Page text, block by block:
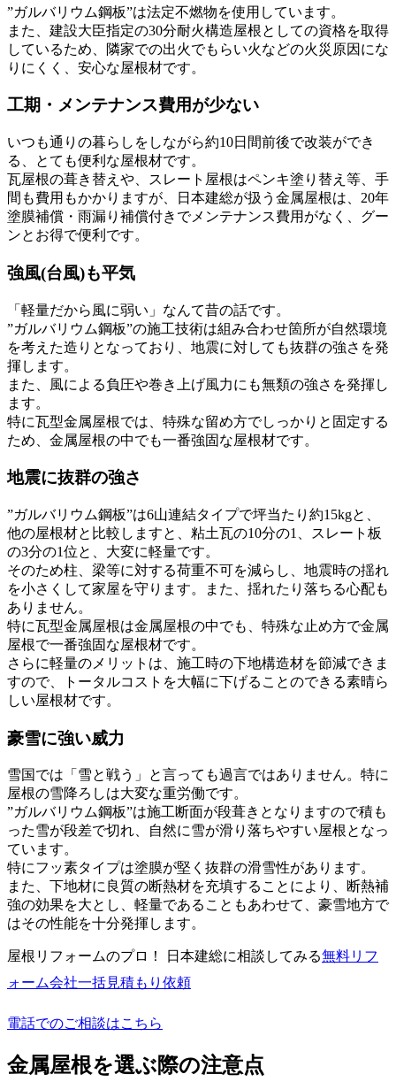
”ガルバリウム鋼板”は法定不燃物を使用しています。
また、建設大臣指定の30分耐火構造屋根としての資格を取得
しているため、隣家での出火でもらい火などの火災原因にな
りにくく、安心な屋根材です。
工期・メンテナンス費用が少ない
いつも通りの暮らしをしながら約10日間前後で改装ができ
る、とても便利な屋根材です。
瓦屋根の葺き替えや、スレート屋根はペンキ塗り替え等、手
間も費用もかかりますが、日本建総が扱う金属屋根は、20年
塗膜補償・雨漏り補償付きでメンテナンス費用がなく、グー
ンとお得で便利です。
強風(台風)も平気
「軽量だから風に弱い」なんて昔の話です。
”ガルバリウム鋼板”の施工技術は組み合わせ箇所が自然環境
を考えた造りとなっており、地震に対しても抜群の強さを発
揮します。
また、風による負圧や巻き上げ風力にも無類の強さを発揮し
ます。
特に瓦型金属屋根では、特殊な留め方でしっかりと固定する
ため、金属屋根の中でも一番強固な屋根材です。
地震に抜群の強さ
”ガルバリウム鋼板”は6山連結タイプで坪当たり約15kgと、
他の屋根材と比較しますと、粘土瓦の10分の1、スレート板
の3分の1位と、大変に軽量です。
そのため柱、梁等に対する荷重不可を減らし、地震時の揺れ
を小さくして家屋を守ります。また、揺れたり落ちる心配も
ありません。
特に瓦型金属屋根は金属屋根の中でも、特殊な止め方で金属
屋根で一番強固な屋根材です。
さらに軽量のメリットは、施工時の下地構造材を節減できま
すので、トータルコストを大幅に下げることのできる素晴ら
しい屋根材です。
豪雪に強い威力
雪国では「雪と戦う」と言っても過言ではありません。特に
屋根の雪降ろしは大変な重労働です。
”ガルバリウム鋼板”は施工断面が段葺きとなりますので積も
った雪が段差で切れ、自然に雪が滑り落ちやすい屋根となっ
ています。
特にフッ素タイプは塗膜が堅く抜群の滑雪性があります。
また、下地材に良質の断熱材を充填することにより、断熱補
強の効果を大とし、軽量であることもあわせて、豪雪地方で
はその性能を十分発揮します。
屋根リフォームのプロ！ 日本建総に相談してみる無料リフ
ォーム会社一括見積もり依頼
電話でのご相談はこちら
金属屋根を選ぶ際の注意点